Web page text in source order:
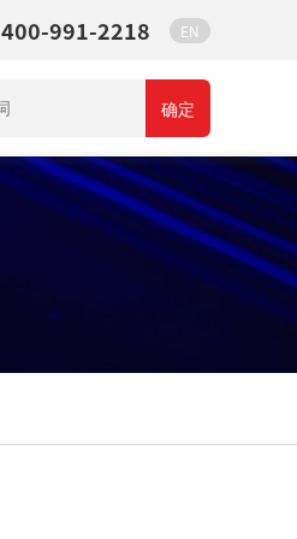
400-991-2218 EN
确定